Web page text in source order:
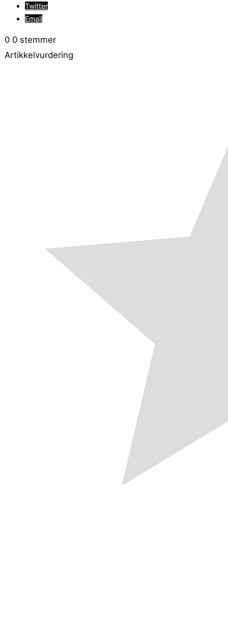
Twitter
Email
0 0 stemmer
Artikkelvurdering